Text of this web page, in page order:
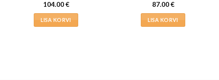
104.00€
LISA KORVI
87.00€
LISA KORVI